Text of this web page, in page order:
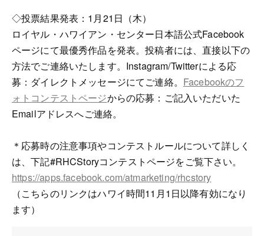
◇投票結果発表：1月21日（木）
ロイヤル・ハワイアン・センター日本語公式Facebook
ページにて最優秀作品を発表。投稿者には、直接以下の
方法でご連絡いたします。Instagram/Twitterによる応
募：ダイレクトメッセージにてご連絡。 Facebookのフ
ォトコンテストページからの応募：ご記入いただいた
Emailアドレスへご連絡。
＊応募時の注意事項やコンテストルールについて詳しく
は、下記#RHCStoryコンテストページをご覧下さい。
https://apps.facebook.com/atmarketing/rhcstory
（こちらのリンクはハワイ時間11月1日以降有効になり
ます）